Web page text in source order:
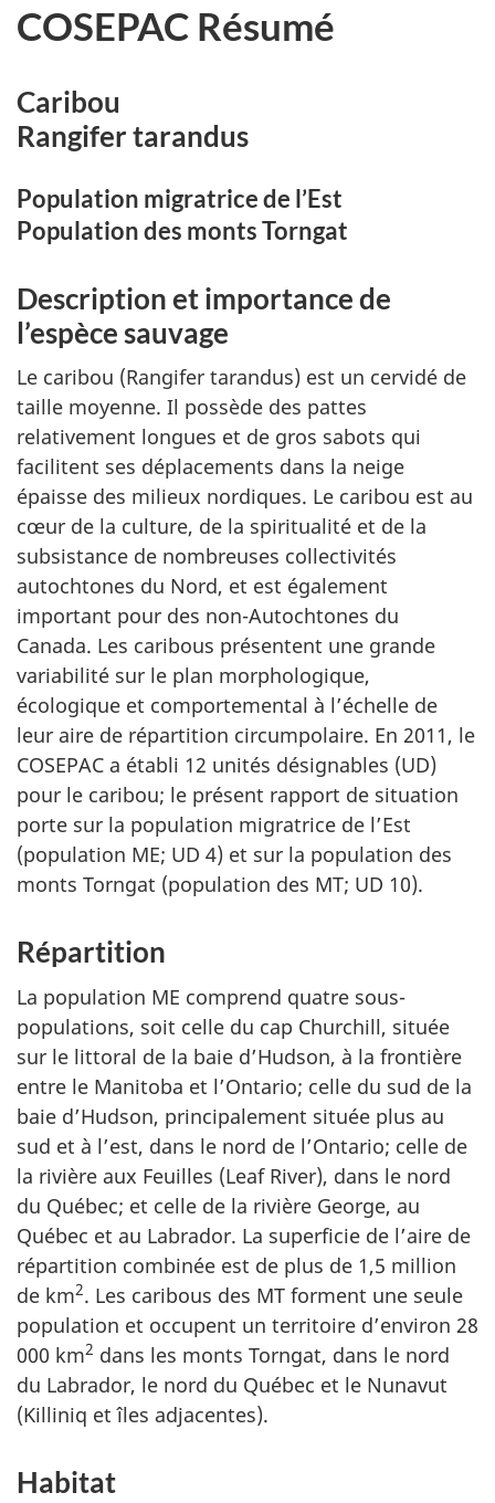
COSEPAC Résumé
Caribou
Rangifer tarandus
Population migratrice de l’Est
Population des monts Torngat
Description et importance de
l’espèce sauvage
Le caribou (Rangifer tarandus) est un cervidé de
taille moyenne. Il possède des pattes
relativement longues et de gros sabots qui
facilitent ses déplacements dans la neige
épaisse des milieux nordiques. Le caribou est au
cœur de la culture, de la spiritualité et de la
subsistance de nombreuses collectivités
autochtones du Nord, et est également
important pour des non-Autochtones du
Canada. Les caribous présentent une grande
variabilité sur le plan morphologique,
écologique et comportemental à l’échelle de
leur aire de répartition circumpolaire. En 2011, le
COSEPAC a établi 12 unités désignables (UD)
pour le caribou; le présent rapport de situation
porte sur la population migratrice de l’Est
(population ME; UD 4) et sur la population des
monts Torngat (population des MT; UD 10).
Répartition
La population ME comprend quatre sous-
populations, soit celle du cap Churchill, située
sur le littoral de la baie d’Hudson, à la frontière
entre le Manitoba et l’Ontario; celle du sud de la
baie d’Hudson, principalement située plus au
sud et à l’est, dans le nord de l’Ontario; celle de
la rivière aux Feuilles (Leaf River), dans le nord
du Québec; et celle de la rivière George, au
Québec et au Labrador. La superficie de l’aire de
répartition combinée est de plus de 1,5 million
de km2. Les caribous des MT forment une seule
population et occupent un territoire d’environ 28
000 km2 dans les monts Torngat, dans le nord
du Labrador, le nord du Québec et le Nunavut
(Killiniq et îles adjacentes).
Habitat